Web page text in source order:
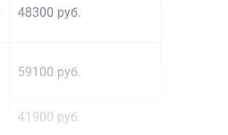
48300 руб.
59100 руб.
41900 руб.